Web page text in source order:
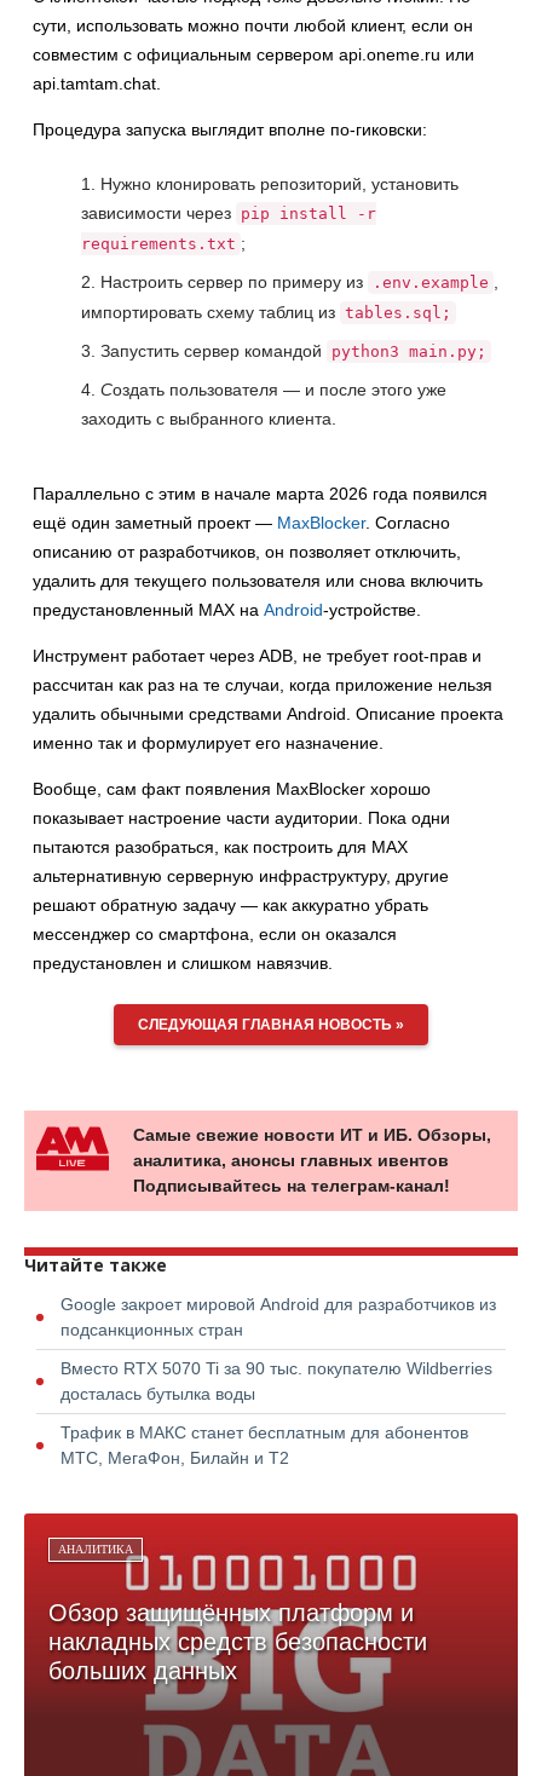
сути, использовать можно почти любой клиент, если он
совместим с официальным сервером api.oneme.ru или
api.tamtam.chat.
Процедура запуска выглядит вполне по-гиковски:
Нужно клонировать репозиторий, установить
зависимости через pip install -r
requirements.txt ;
Настроить сервер по примеру из
.env.example ,
импортировать схему таблиц из tables.sql;
Запустить сервер командой python3 main.py;
Создать пользователя — и после этого уже
заходить с выбранного клиента.
Параллельно с этим в начале марта 2026 года появился
ещё один заметный проект — MaxBlocker. Согласно
описанию от разработчиков, он позволяет отключить,
удалить для текущего пользователя или снова включить
предустановленный MAX на Android-устройстве.
Инструмент работает через ADB, не требует root-прав и
рассчитан как раз на те случаи, когда приложение нельзя
удалить обычными средствами Android. Описание проекта
именно так и формулирует его назначение.
Вообще, сам факт появления MaxBlocker хорошо
показывает настроение части аудитории. Пока одни
пытаются разобраться, как построить для MAX
альтернативную серверную инфраструктуру, другие
решают обратную задачу — как аккуратно убрать
мессенджер со смартфона, если он оказался
предустановлен и слишком навязчив.
СЛЕДУЮЩАЯ ГЛАВНАЯ НОВОСТЬ »
Самые свежие новости ИТ и ИБ. Обзоры,
аналитика, анонсы главных ивентов
Подписывайтесь на телеграм-канал!
Читайте также
Google закроет мировой Android для разработчиков из
подсанкционных стран
Вместо RTX 5070 Ti за 90 тыс. покупателю Wildberries
досталась бутылка воды
Трафик в МАКС станет бесплатным для абонентов
МТС, МегаФон, Билайн и Т2
АНАЛИТИКА
Обзор защищённых платформ и
накладных средств безопасности
больших данных